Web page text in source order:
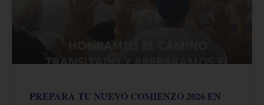
PREPARA TU NUEVO COMIENZO 2026 EN